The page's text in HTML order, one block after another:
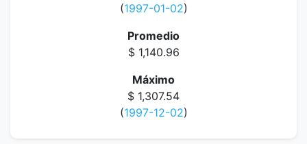
(1997-01-02)
Promedio
$ 1,140.96
Máximo
$ 1,307.54
(1997-12-02)